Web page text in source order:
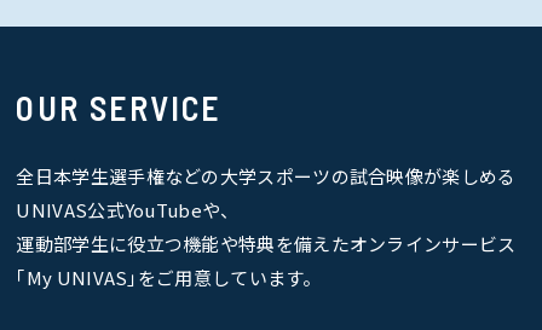
OUR SERVICE
全日本学生選手権などの大学スポーツの試合映像が楽しめる
UNIVAS公式YouTubeや、
運動部学生に役立つ機能や特典を備えたオンラインサービス
｢My UNIVAS｣をご用意しています。